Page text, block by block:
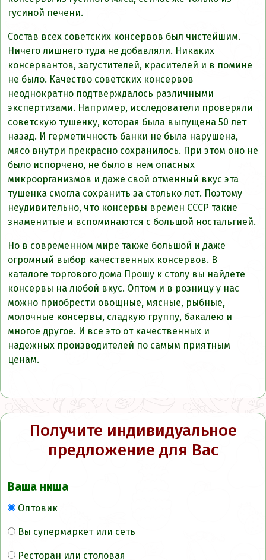
гусиной печени.
Состав всех советских консервов был чистейшим.
Ничего лишнего туда не добавляли. Никаких
консервантов, загустителей, красителей и в помине
не было. Качество советских консервов
неоднократно подтверждалось различными
экспертизами. Например, исследователи проверяли
советскую тушенку, которая была выпущена 50 лет
назад. И герметичность банки не была нарушена,
мясо внутри прекрасно сохранилось. При этом оно не
было испорчено, не было в нем опасных
микроорганизмов и даже свой отменный вкус эта
тушенка смогла сохранить за столько лет. Поэтому
неудивительно, что консервы времен СССР такие
знаменитые и вспоминаются с большой ностальгией.
Но в современном мире также большой и даже
огромный выбор качественных консервов. В
каталоге торгового дома Прошу к столу вы найдете
консервы на любой вкус. Оптом и в розницу у нас
можно приобрести овощные, мясные, рыбные,
молочные консервы, сладкую группу, бакалею и
многое другое. И все это от качественных и
надежных производителей по самым приятным
ценам.
Получите индивидуальное
предложение для Вас
Ваша ниша
Оптовик
Вы супермаркет или сеть
Ресторан или столовая